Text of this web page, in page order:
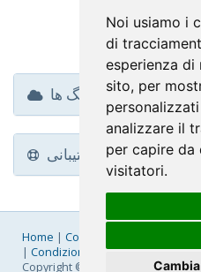
Noi usiamo i
di
esperienza di
sito, per
analizzare il
per capire da
visitatori.
ابر تگ ها
پشتیبانی
Home | Company
| Condizioni Generali|
Copyright © 2026 FastNom